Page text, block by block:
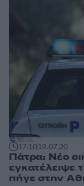
17:1019.07.20
Πάτρα: Νέο
εγκατέλειψε
πήγε στην